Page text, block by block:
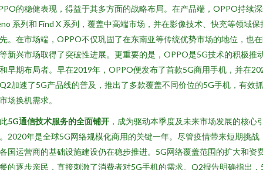
的稳健表现，得益于其多方面的战略布局。在产品端，OPPO持续
系列和 Find X 系列，覆盖中高端市场，并在影像技术、快充等领域保
。在市场端，OPPO不仅巩固了在东南亚等传统优势市场的地位，也
新兴市场取得了突破性进展。更重要的是，OPPO是5G技术的积极推
早期布局者。早在2019年，OPPO便发布了首款5G商用手机，并在
加速了5G产品线的普及，推出了多款覆盖不同价位的5G手机，有效
场换机需求。
5G通信技术服务的全面铺开 ，成为驱动本季度及未来市场发展的核心
2020年是全球5G网络规模化商用的关键一年。尽管疫情带来短期挑战
国运营商的基础设施建设仍在稳步推进。5G网络覆盖范围的扩大和资
的逐步亲民，直接刺激了消费者对5G手机的需求。Q2报告明确指出，